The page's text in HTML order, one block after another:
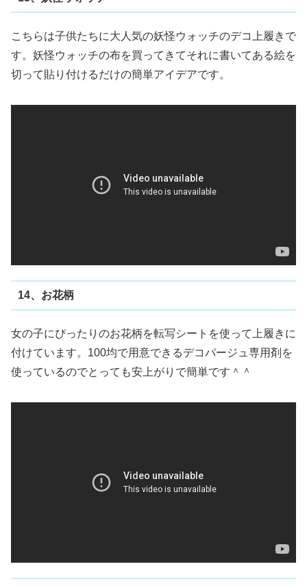
こちらは子供たちに大人気の妖怪ウォッチのデコ上履きで
す。妖怪ウォッチの布を買ってきてそれに書いてある絵を
切って貼り付けるだけの簡単アイデアです。
14、お花柄
女の子にぴったりのお花柄を転写シートを使って上履きに
付けています。100均で用意できるデコパージュ専用剤を
使っているのでとっても安上がりで簡単です＾＾